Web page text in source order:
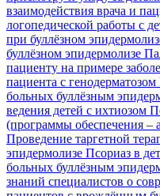
взаимодействия врача и
логопедической работы с
при буллёзном
буллёзном эпидермолизе
пациенту на примере
пациента с генодерматозом
больных буллёзным
ведения детей с ихтиозом
(программы обеспечения
Проведение таргетной
эпидермолизе Псориаз в
больных буллёзным
знаний специалистов о